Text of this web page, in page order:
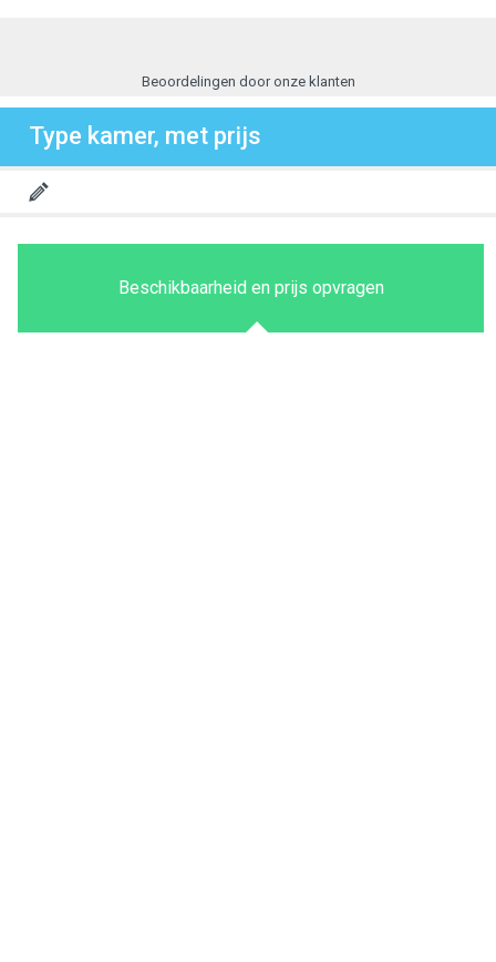
Beoordelingen door onze klanten
Type kamer, met prijs
Beschikbaarheid en prijs opvragen